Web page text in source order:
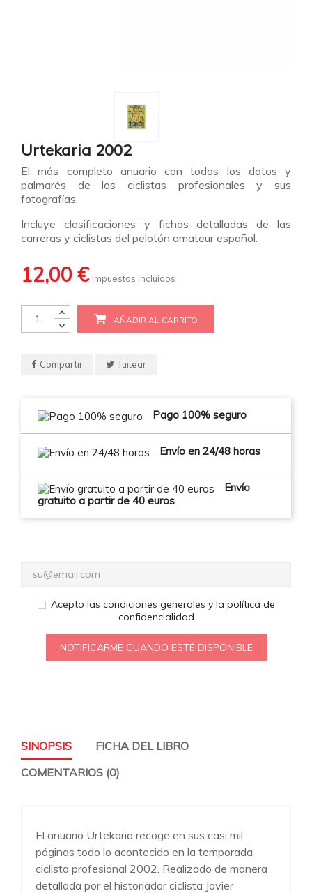
Urtekaria 2002
El más completo anuario con todos los datos y
palmarés de los ciclistas profesionales y sus
fotografías.
Incluye clasificaciones y fichas detalladas de las
carreras y ciclistas del pelotón amateur español.
12,00 € Impuestos incluidos
AÑADIR AL CARRITO
Compartir Tuitear
Pago 100% seguro
Envío en 24/48 horas
Envío
gratuito a partir de 40 euros
Acepto las condiciones generales y la política de
confidencialidad
NOTIFICARME CUANDO ESTÉ DISPONIBLE
SINOPSIS
FICHA DEL LIBRO
COMENTARIOS (0)
El anuario Urtekaria recoge en sus casi mil
páginas todo lo acontecido en la temporada
ciclista profesional 2002. Realizado de manera
detallada por el historiador ciclista Javier